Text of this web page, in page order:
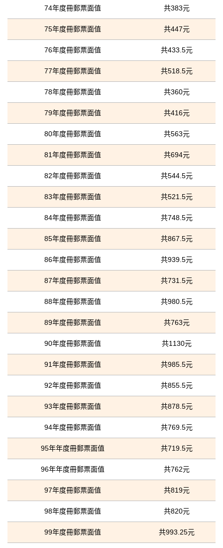
74年度冊郵票面值 共383元
75年度冊郵票面值 共447元
76年度冊郵票面值 共433.5元
77年度冊郵票面值 共518.5元
78年度冊郵票面值 共360元
79年度冊郵票面值 共416元
80年度冊郵票面值 共563元
81年度冊郵票面值 共694元
82年度冊郵票面值 共544.5元
83年度冊郵票面值 共521.5元
84年度冊郵票面值 共748.5元
85年度冊郵票面值 共867.5元
86年度冊郵票面值 共939.5元
87年度冊郵票面值 共731.5元
88年度冊郵票面值 共980.5元
89年度冊郵票面值 共763元
90年度冊郵票面值 共1130元
91年度冊郵票面值 共985.5元
92年度冊郵票面值 共855.5元
93年度冊郵票面值 共878.5元
94年度冊郵票面值 共769.5元
95年年度冊郵票面值 共719.5元
96年年度冊郵票面值 共762元
97年度冊郵票面值 共819元
98年度冊郵票面值 共820元
99年度冊郵票面值 共993.25元